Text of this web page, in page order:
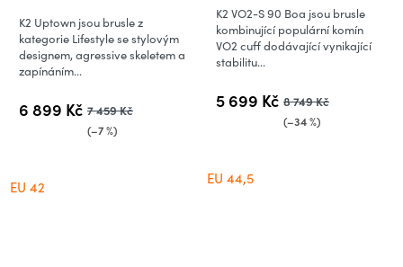
6 899 Kč 7 459 Kč
(–7 %)
K2 Uptown jsou brusle z
kategorie Lifestyle se stylovým
designem, agressive skeletem a
zapínáním...
EU 42
produktu
je
5,0
5
5 699 Kč 8 749 Kč
(–34 %)
K2 VO2-S 90 Boa jsou brusle
kombinující populární komín
VO2 cuff dodávající vynikající
stabilitu...
EU 44,5